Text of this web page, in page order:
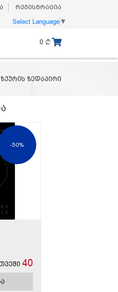
რეგისტრაცია
Select Language▼
0
ზედაპირი
-50%
40